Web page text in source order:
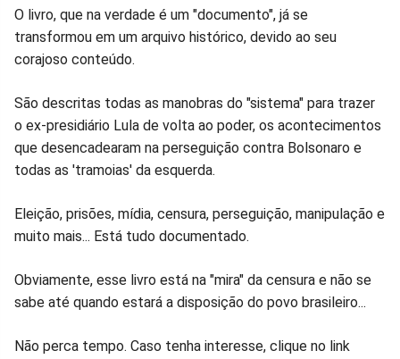
O livro, que na verdade é um "documento", já se
transformou em um arquivo histórico, devido ao seu
corajoso conteúdo.
São descritas todas as manobras do "sistema" para trazer
o ex-presidiário Lula de volta ao poder, os acontecimentos
que desencadearam na perseguição contra Bolsonaro e
todas as 'tramoias' da esquerda.
Eleição, prisões, mídia, censura, perseguição, manipulação e
muito mais... Está tudo documentado.
Obviamente, esse livro está na "mira" da censura e não se
sabe até quando estará a disposição do povo brasileiro...
Não perca tempo. Caso tenha interesse, clique no link